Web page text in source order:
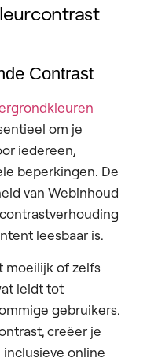
Contrast
om je
iedereen,
beperkingen. De
van Webinhoud
leesbaar is.
moeilijk of zelfs
leidt tot
gebruikers.
creëer je
online